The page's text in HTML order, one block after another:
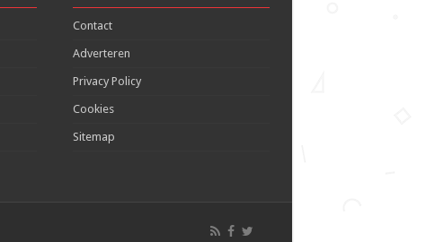
Contact
Adverteren
Privacy Policy
Cookies
Sitemap